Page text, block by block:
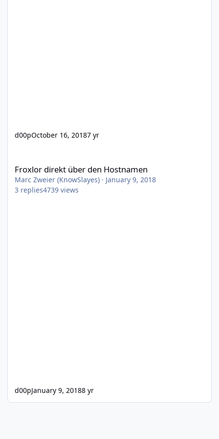
d00pOctober 16, 20187 yr
Froxlor direkt über den Hostnamen
Marc Zweier (KnowSlayes) · January 9, 2018
3 replies4739 views
d00pJanuary 9, 20188 yr